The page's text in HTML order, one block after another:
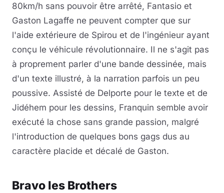
80km/h sans pouvoir être arrêté, Fantasio et
Gaston Lagaffe ne peuvent compter que sur
l'aide extérieure de Spirou et de l'ingénieur ayant
conçu le véhicule révolutionnaire. Il ne s'agit pas
à proprement parler d'une bande dessinée, mais
d'un texte illustré, à la narration parfois un peu
poussive. Assisté de Delporte pour le texte et de
Jidéhem pour les dessins, Franquin semble avoir
exécuté la chose sans grande passion, malgré
l'introduction de quelques bons gags dus au
caractère placide et décalé de Gaston.
Bravo les Brothers